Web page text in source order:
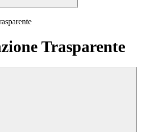
Trasparente